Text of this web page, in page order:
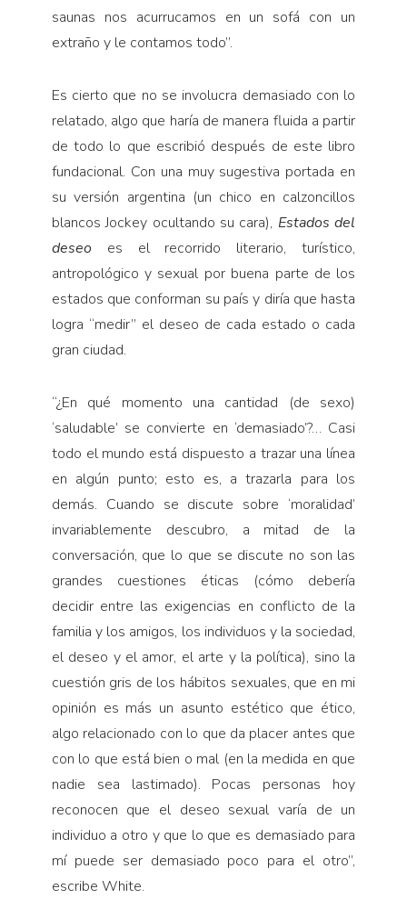
saunas nos acurrucamos en un sofá con un
extraño y le contamos todo”.
Es cierto que no se involucra demasiado con lo
re­latado, algo que haría de manera fluida a partir
de todo lo que escribió después de este libro
fundacional. Con una muy sugestiva portada en
su versión argentina (un chico en calzoncillos
blancos Jockey ocultando su cara), Estados del
deseo es el recorrido literario, tu­rístico,
antropológico y sexual por buena parte de los
estados que conforman su país y diría que hasta
logra “medir” el deseo de cada estado o cada
gran ciudad.
“¿En qué momento una cantidad (de sexo)
‘saluda­ble’ se convierte en ‘demasiado’?… Casi
todo el mundo está dispuesto a trazar una línea
en algún punto; esto es, a trazarla para los
demás. Cuando se discute sobre ‘moralidad’
invariablemente descubro, a mitad de la
conversación, que lo que se discute no son las
gran­des cuestiones éticas (cómo debería
decidir entre las exigencias en conflicto de la
familia y los amigos, los individuos y la sociedad,
el deseo y el amor, el arte y la política), sino la
cuestión gris de los hábitos sexua­les, que en mi
opinión es más un asunto estético que ético,
algo relacionado con lo que da placer antes que
con lo que está bien o mal (en la medida en que
nadie sea lastimado). Pocas personas hoy
reconocen que el deseo sexual varía de un
individuo a otro y que lo que es demasiado para
mí puede ser demasiado poco para el otro”,
escribe White.